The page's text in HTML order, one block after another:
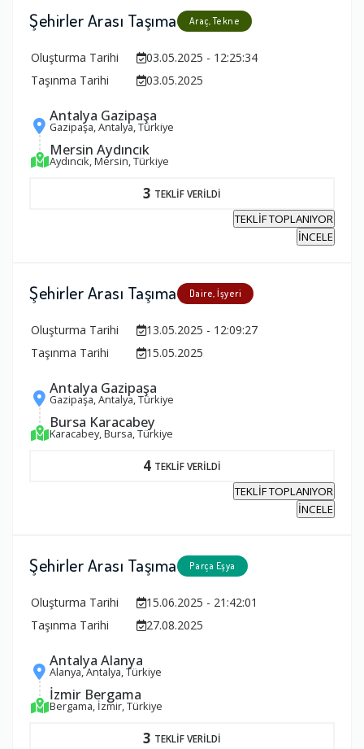
Şehirler Arası Taşıma Araç, Tekne
Oluşturma Tarihi
03.05.2025 - 12:25:34
Taşınma Tarihi
03.05.2025
Antalya Gazipaşa
Gazipaşa, Antalya, Türkiye
Mersin Aydıncık
Aydıncık, Mersin, Türkiye
3 TEKLİF VERİLDİ
TEKLİF TOPLANIYOR
İNCELE
Şehirler Arası Taşıma Daire, İşyeri
Oluşturma Tarihi
13.05.2025 - 12:09:27
Taşınma Tarihi
15.05.2025
Antalya Gazipaşa
Gazipaşa, Antalya, Türkiye
Bursa Karacabey
Karacabey, Bursa, Türkiye
4 TEKLİF VERİLDİ
TEKLİF TOPLANIYOR
İNCELE
Şehirler Arası Taşıma Parça Eşya
Oluşturma Tarihi
15.06.2025 - 21:42:01
Taşınma Tarihi
27.08.2025
Antalya Alanya
Alanya, Antalya, Türkiye
İzmir Bergama
Bergama, İzmir, Türkiye
3 TEKLİF VERİLDİ